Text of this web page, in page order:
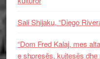
Sali Shijaku, “Diego
“Dom Fred Kalaj, mes
e shpresës, kujtesës dhe